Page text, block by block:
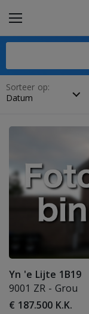
Sorteer op:
Yn 'e Lijte 1B19
9001 ZR - Grou
€ 187.500 K.K.